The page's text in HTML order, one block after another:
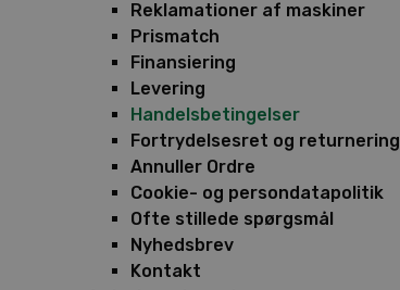
Reklamationer af maskiner
Prismatch
Finansiering
Levering
Handelsbetingelser
Fortrydelsesret og returnering
Annuller Ordre
Cookie- og persondatapolitik
Ofte stillede spørgsmål
Nyhedsbrev
Kontakt